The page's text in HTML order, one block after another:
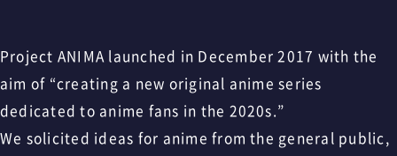
Project ANIMA launched in December 2017 with the
aim of “creating a new original anime series
dedicated to anime fans in the 2020s.”
We solicited ideas for anime from the general public,